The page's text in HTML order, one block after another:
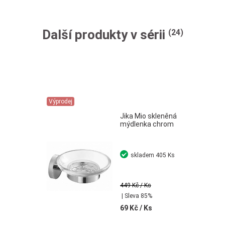
Další produkty v sérii (24)
Výprodej
Jika Mio skleněná
mýdlenka chrom
449 Kč/ Ks
| Sleva 85%
69 Kč/ Ks
skladem 405 Ks